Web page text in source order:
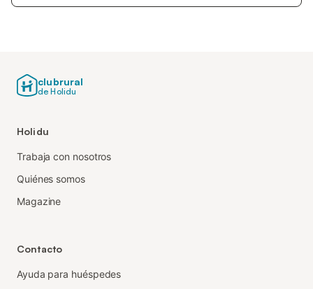
clubrural
de Holidu
Holidu
Trabaja con nosotros
Quiénes somos
Magazine
Contacto
Ayuda para huéspedes